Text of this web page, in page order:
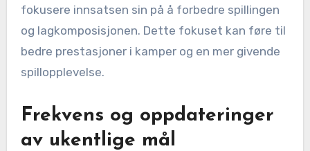
fokusere innsatsen sin på å forbedre spillingen
og lagkomposisjonen. Dette fokuset kan føre til
bedre prestasjoner i kamper og en mer givende
spillopplevelse.
Frekvens og oppdateringer
av ukentlige mål